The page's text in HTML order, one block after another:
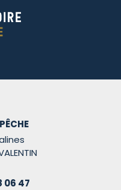
06 47